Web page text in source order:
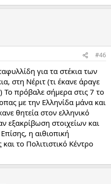
#46
για τα στέκια των
στη Νέριτ (τι έκανε άραγε
πρόβαλε σήμερα στις 7 το
με την Ελληνίδα μάνα και
θητεία στον ελληνικό
εξακρίβωση στοιχείων και
η αιθιοπική
το Πολιτιστικό Κέντρο